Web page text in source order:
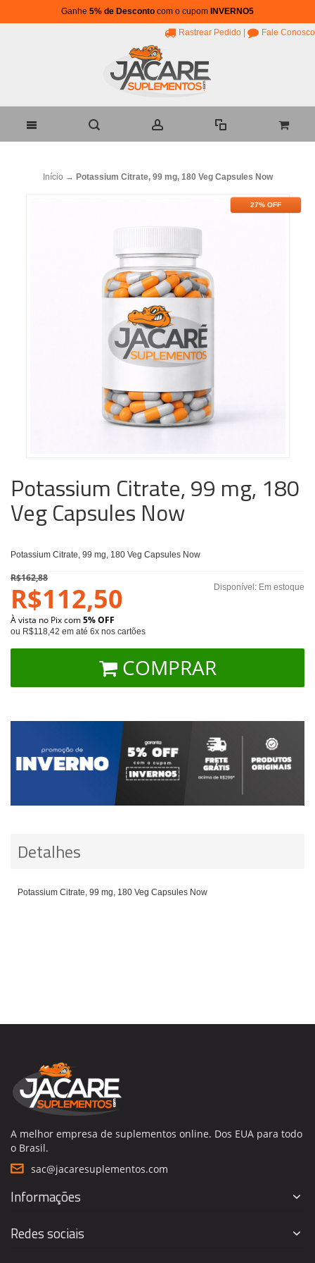
Ganhe 5% de Desconto com o cupom INVERNO5
Rastrear Pedido Fale Conosco
Início → Potassium Citrate, 99 mg, 180 Veg Capsules Now
27% OFF
Potassium Citrate, 99 mg, 180
Veg Capsules Now
Potassium Citrate, 99 mg, 180 Veg Capsules Now
Disponível: Em estoque
R$162,88
R$112,50
À vista no Pix com5% OFF
ou R$118,42 em até 6x nos cartões
COMPRAR
Detalhes
Potassium Citrate, 99 mg, 180 Veg Capsules Now
A melhor empresa de suplementos online. Dos EUA para todo
o Brasil.
sac@jacaresuplementos.com
Informações
Redes sociais